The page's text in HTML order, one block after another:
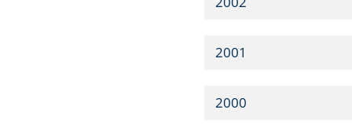
2001
2000